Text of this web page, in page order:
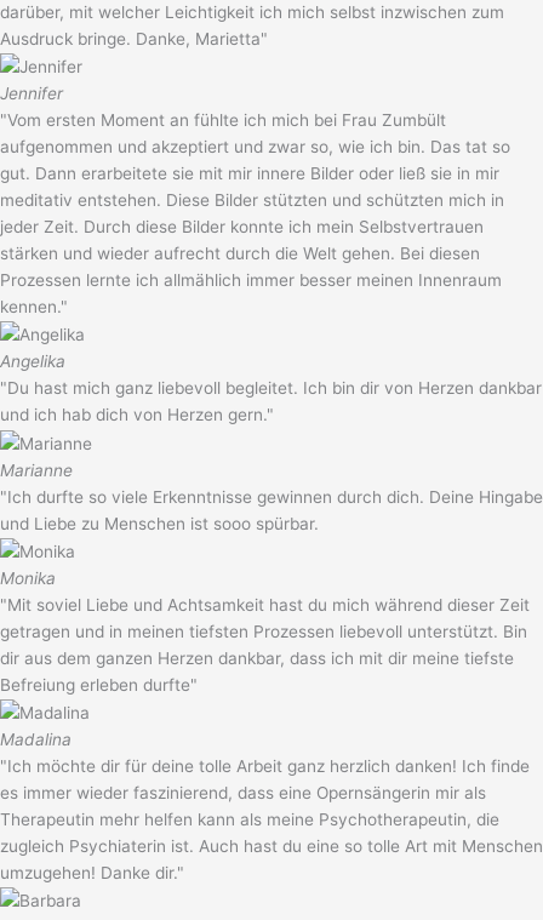
darüber, mit welcher Leichtigkeit ich mich selbst inzwischen zum
Ausdruck bringe. Danke, Marietta"
Jennifer
"Vom ersten Moment an fühlte ich mich bei Frau Zumbült
aufgenommen und akzeptiert und zwar so, wie ich bin. Das tat so
gut. Dann erarbeitete sie mit mir innere Bilder oder ließ sie in mir
meditativ entstehen. Diese Bilder stützten und schützten mich in
jeder Zeit. Durch diese Bilder konnte ich mein Selbstvertrauen
stärken und wieder aufrecht durch die Welt gehen. Bei diesen
Prozessen lernte ich allmählich immer besser meinen Innenraum
kennen."
Angelika
"Du hast mich ganz liebevoll begleitet. Ich bin dir von Herzen dankbar
und ich hab dich von Herzen gern."
Marianne
"Ich durfte so viele Erkenntnisse gewinnen durch dich. Deine Hingabe
und Liebe zu Menschen ist sooo spürbar.
Monika
"Mit soviel Liebe und Achtsamkeit hast du mich während dieser Zeit
getragen und in meinen tiefsten Prozessen liebevoll unterstützt. Bin
dir aus dem ganzen Herzen dankbar, dass ich mit dir meine tiefste
Befreiung erleben durfte"
Madalina
"Ich möchte dir für deine tolle Arbeit ganz herzlich danken! Ich finde
es immer wieder faszinierend, dass eine Opernsängerin mir als
Therapeutin mehr helfen kann als meine Psychotherapeutin, die
zugleich Psychiaterin ist. Auch hast du eine so tolle Art mit Menschen
umzugehen! Danke dir."